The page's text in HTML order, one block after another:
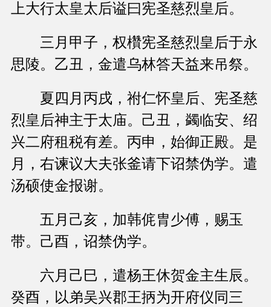
上大行太皇太后谥曰宪圣慈烈皇后。
三月甲子，权欑宪圣慈烈皇后于永
思陵。乙丑，金遣乌林答天益来吊祭。
夏四月丙戌，祔仁怀皇后、宪圣慈
烈皇后神主于太庙。己丑，蠲临安、绍
兴二府租税有差。丙申，始御正殿。是
月，右谏议大夫张釜请下诏禁伪学。遣
汤硕使金报谢。
五月己亥，加韩侂胄少傅，赐玉
带。己酉，诏禁伪学。
六月己巳，遣杨王休贺金主生辰。
癸酉，以弟吴兴郡王抦为开府仪同三